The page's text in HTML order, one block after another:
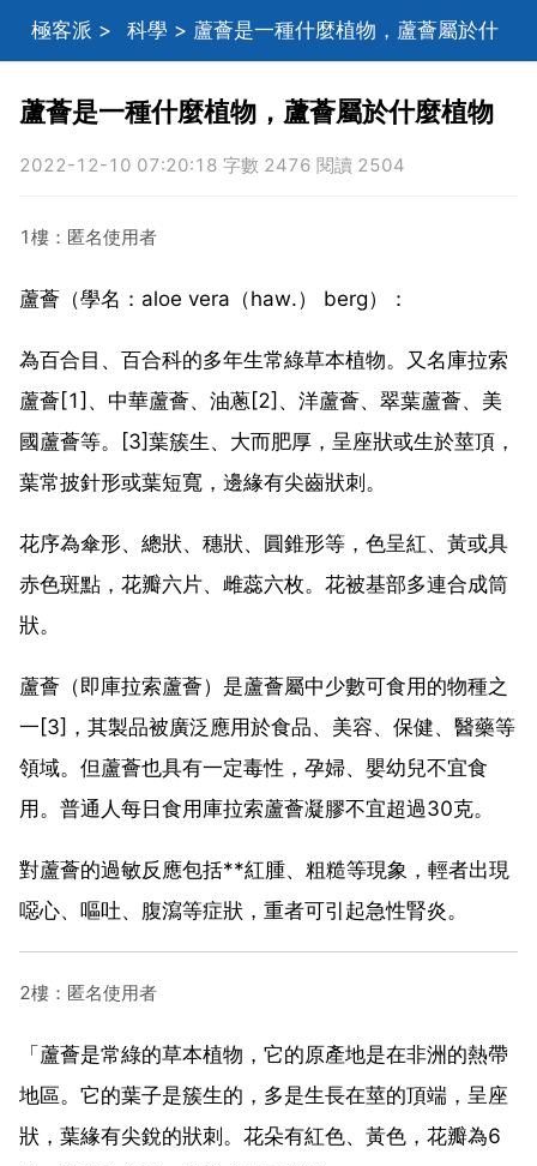
極客派 > 科學 > 蘆薈是一種什麼植物，蘆薈屬於什
麼植物
蘆薈是一種什麼植物，蘆薈屬於什麼植物
2022-12-10 07:20:18 字數 2476 閱讀 2504
1樓：匿名使用者
蘆薈（學名：aloe vera（haw.） berg）：
為百合目、百合科的多年生常綠草本植物。又名庫拉索
蘆薈[1]、中華蘆薈、油蔥[2]、洋蘆薈、翠葉蘆薈、美
國蘆薈等。[3]葉簇生、大而肥厚，呈座狀或生於莖頂，
葉常披針形或葉短寬，邊緣有尖齒狀刺。
花序為傘形、總狀、穗狀、圓錐形等，色呈紅、黃或具
赤色斑點，花瓣六片、雌蕊六枚。花被基部多連合成筒
狀。
蘆薈（即庫拉索蘆薈）是蘆薈屬中少數可食用的物種之
一[3]，其製品被廣泛應用於食品、美容、保健、醫藥等
領域。但蘆薈也具有一定毒性，孕婦、嬰幼兒不宜食
用。普通人每日食用庫拉索蘆薈凝膠不宜超過30克。
對蘆薈的過敏反應包括**紅腫、粗糙等現象，輕者出現
噁心、嘔吐、腹瀉等症狀，重者可引起急性腎炎。
2樓：匿名使用者
「蘆薈是常綠的草本植物，它的原產地是在非洲的熱帶
地區。它的葉子是簇生的，多是生長在莖的頂端，呈座
狀，葉緣有尖銳的狀刺。花朵有紅色、黃色，花瓣為6